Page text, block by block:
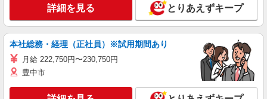
詳細を見る とりあえずキープ
本社総務・経理（正社員）※試用期間あり
月給 222,750円〜230,750円
豊中市